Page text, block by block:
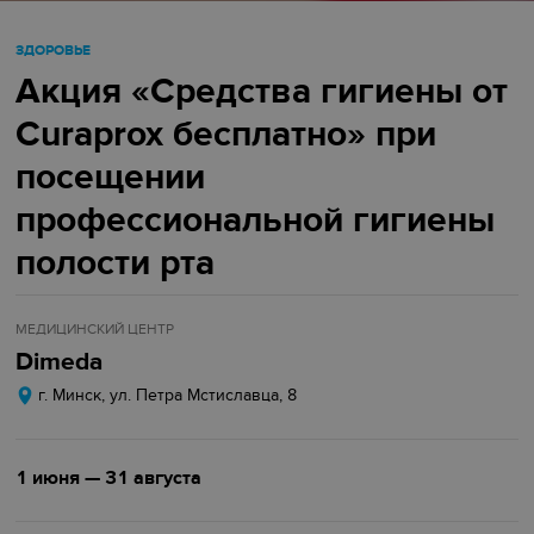
ЗДОРОВЬЕ
Акция «Средства гигиены от
Curaprox бесплатно» при
посещении
профессиональной гигиены
полости рта
МЕДИЦИНСКИЙ ЦЕНТР
Dimeda
г. Минск, ул. Петра Мстиславца, 8
1 июня — 31 августа